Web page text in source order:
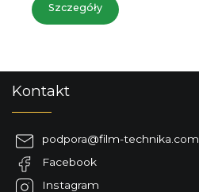
Szczegóły
Kontakt
podpora@film-technika.com
Facebook
Instagram